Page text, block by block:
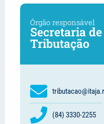
Órgão responsável
Secretaria de
Tributação
(84) 3330-2255